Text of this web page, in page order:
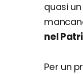
quasi
nel
Per un